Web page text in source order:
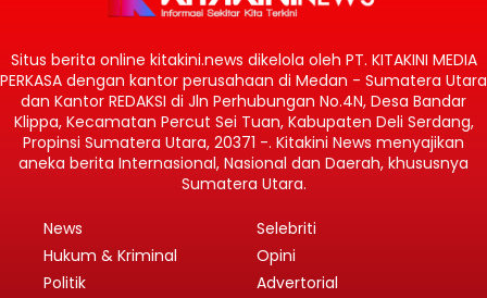
Situs berita online kitakini.news dikelola oleh PT. KITAKINI MEDIA
PERKASA dengan kantor perusahaan di Medan - Sumatera Utara
dan Kantor REDAKSI di Jln Perhubungan No.4N, Desa Bandar
Klippa, Kecamatan Percut Sei Tuan, Kabupaten Deli Serdang,
Propinsi Sumatera Utara, 20371 -. Kitakini News menyajikan
aneka berita Internasional, Nasional dan Daerah, khususnya
Sumatera Utara.
News
Hukum & Kriminal
Politik
Selebriti
Opini
Advertorial